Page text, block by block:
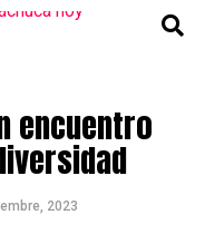
encuentro
2023